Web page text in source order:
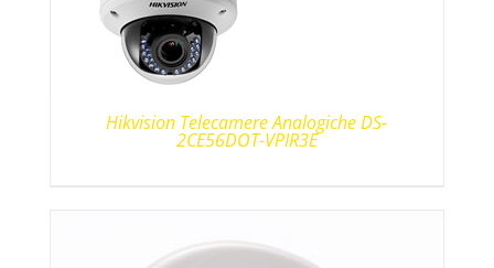
Hikvision Telecamere Analogiche DS-
2CE56DOT-VPIR3E